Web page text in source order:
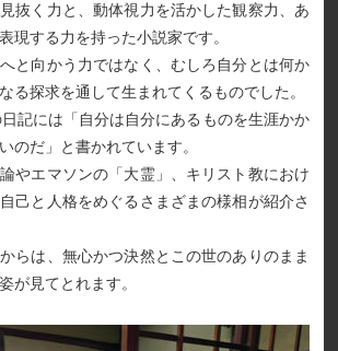
抜く力と、動体視力を活かした観察力、あ
現する力を持った小説家です。
と向かう力ではなく、むしろ自分とは何か
る探求を通して生まれてくるものでした。
記には「自分は自分にあるものを生涯かか
のだ」と書かれています。
やエマソンの「大霊」、キリスト教におけ
己と人格をめぐるさまざまの様相が紹介さ
らは、無心かつ決然とこの世のありのまま
が見てとれます。